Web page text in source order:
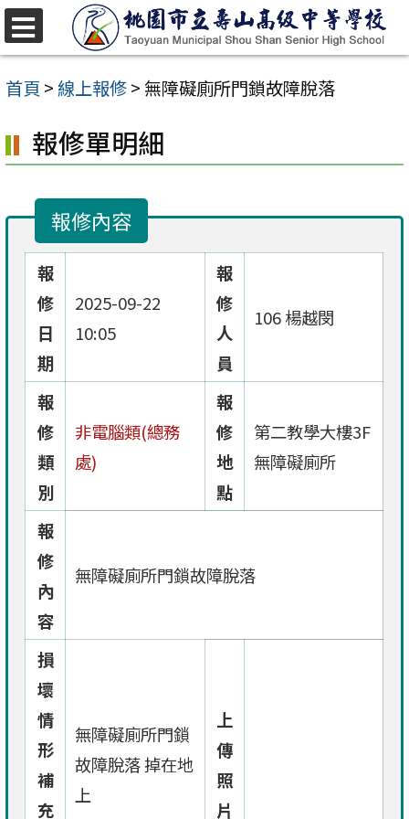
跳
至
主
內
容
首頁 >線上報修> 無障礙廁所門鎖故障脫落
報修單明細
報修內容
報
修
日
期
2025-09-22
10:05
報
修
人
員
106 楊越閔
報
修
類
別
非電腦類(總務
處)
報
修
地
點
第二教學大樓3F
無障礙廁所
報
修
內
容
無障礙廁所門鎖故障脫落
損
壞
情
形
補
充
無障礙廁所門鎖
故障脫落 掉在地
上
上
傳
照
片
選
單